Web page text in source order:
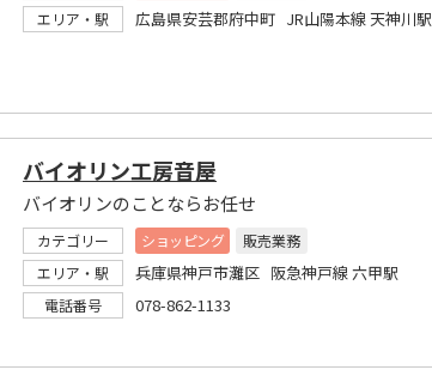
エリア・駅
広島県安芸郡府中町 JR山陽本線 天神川駅
バイオリン工房音屋
バイオリンのことならお任せ
カテゴリー ショッピング
販売業務
エリア・駅
兵庫県神戸市灘区 阪急神戸線 六甲駅
電話番号 078-862-1133